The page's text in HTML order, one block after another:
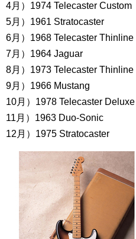
4月）1974 Telecaster Custom
5月）1961 Stratocaster
6月）1968 Telecaster Thinline
7月）1964 Jaguar
8月）1973 Telecaster Thinline
9月）1966 Mustang
10月）1978 Telecaster Deluxe
11月）1963 Duo-Sonic
12月）1975 Stratocaster